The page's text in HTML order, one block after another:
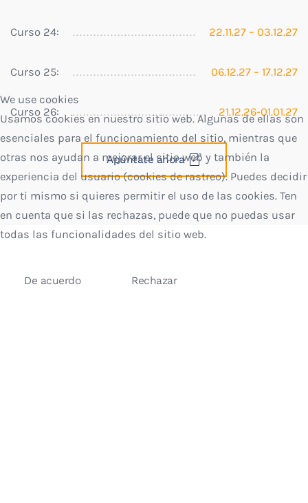
Curso 24: 22.11.27 – 03.12.27
Curso 25: 06.12.27 – 17.12.27
Curso 26: 21.12.26-01.01.27
Apúntate ahora
We use cookies
Usamos cookies en nuestro sitio web. Algunas de ellas son
esenciales para el funcionamiento del sitio, mientras que
otras nos ayudan a mejorar el sitio web y también la
experiencia del usuario (cookies de rastreo). Puedes decidir
por ti mismo si quieres permitir el uso de las cookies. Ten
en cuenta que si las rechazas, puede que no puedas usar
todas las funcionalidades del sitio web.
De acuerdo Rechazar